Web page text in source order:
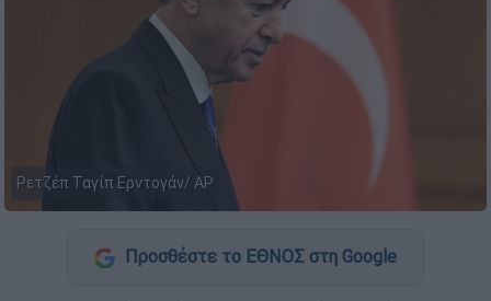
Ρετζέπ Ταγίπ Ερντογάν/ AP
Προσθέστε το ΕΘΝΟΣ στη Google